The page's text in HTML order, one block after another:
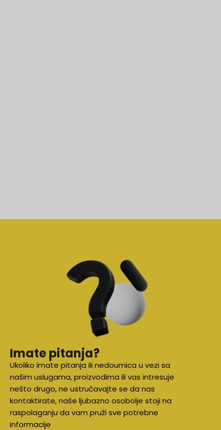
Imate pitanja?
Ukoliko imate pitanja ili nedoumica u vezi sa
našim uslugama, proizvodima ili vas intresuje
nešto drugo, ne ustručavajte se da nas
kontaktirate, naše ljubazno osobolje stoji na
raspolaganju da vam pruži sve potrebne
informacije